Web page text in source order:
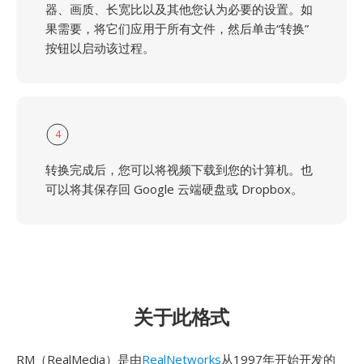
器、画质、长宽比以及其他您认为必要的设置。如
果需要，将它们应用于所有文件，然后单击“转换”
按钮以启动该过程。
4
转换完成后，您可以将视频下载到您的计算机。也
可以将其保存回 Google 云端硬盘或 Dropbox。
关于此格式
RM（RealMedia）是由RealNetworks从1997年开始开发的